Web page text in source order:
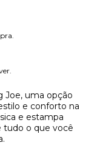
Joe, uma opção
e conforto na
e estampa
tudo o que você